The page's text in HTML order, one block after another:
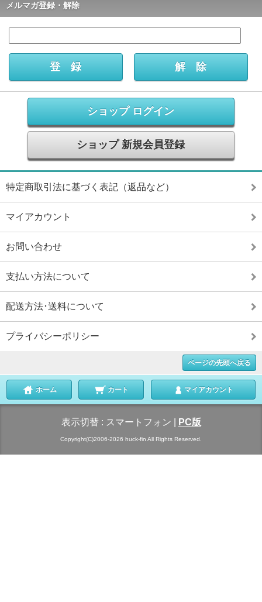
メルマガ登録・解除
ショップ ログイン
ショップ 新規会員登録
特定商取引法に基づく表記（返品など）
マイアカウント
お問い合わせ
支払い方法について
配送方法･送料について
プライバシーポリシー
ページの先頭へ戻る
ホーム カート マイアカウント
表示切替 : スマートフォン PC版
Copyright(C)2006-2026 huck-fin All Rights Reserved.